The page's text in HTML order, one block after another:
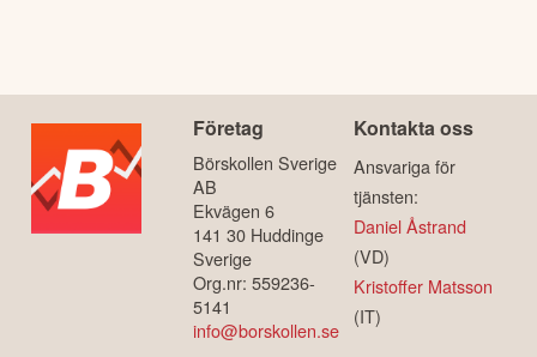
Företag
Börskollen Sverige
AB
Ekvägen 6
141 30 Huddinge
Sverige
Org.nr: 559236-
5141
info@borskollen.se
Kontakta oss
Ansvariga för
tjänsten:
Daniel Åstrand
(VD)
Kristoffer Matsson
(IT)